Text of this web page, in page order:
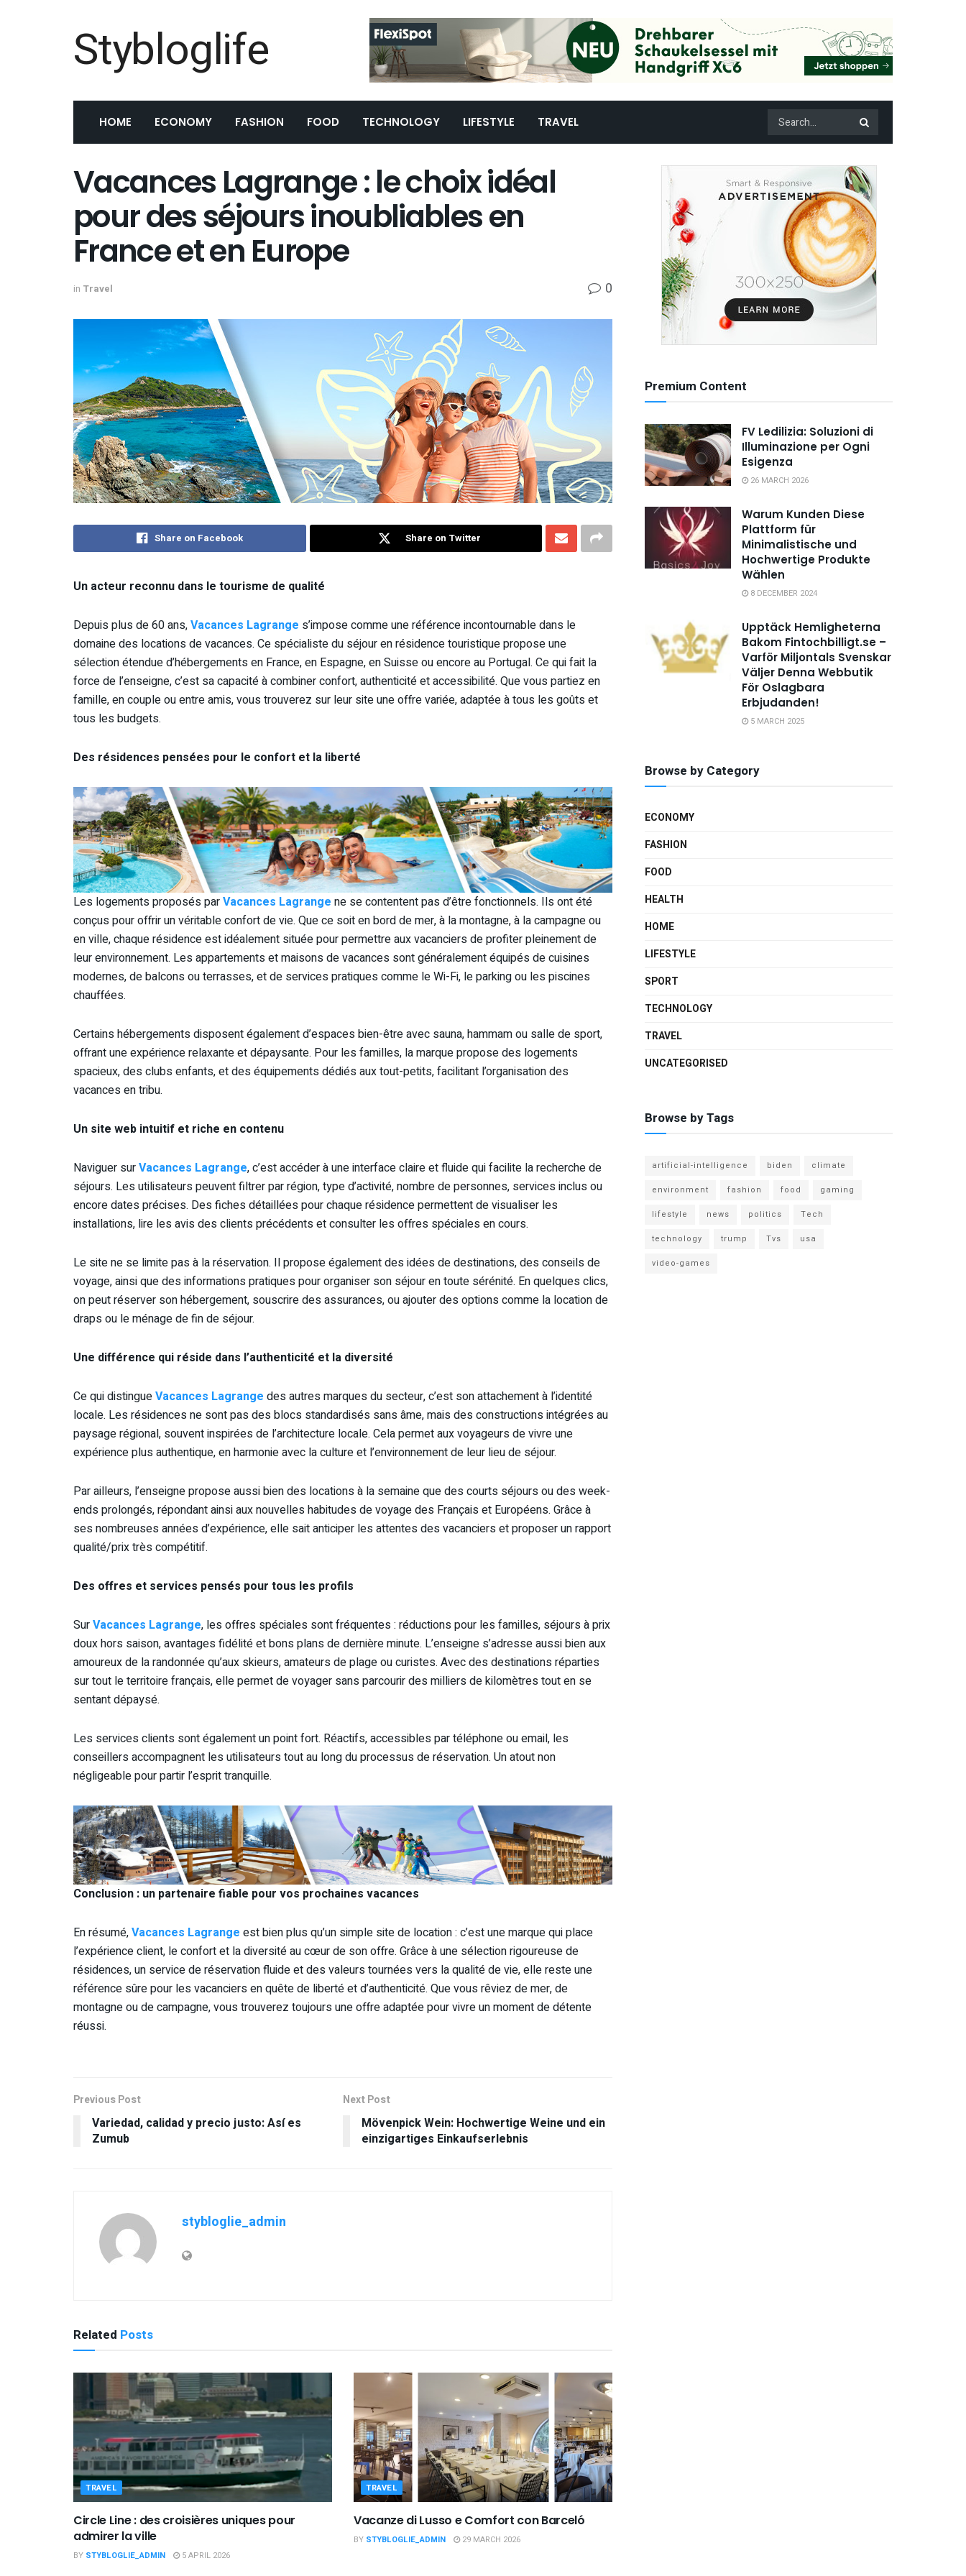
Stybloglife
HOME ECONOMY FASHION FOOD TECHNOLOGY LIFESTYLE TRAVEL
Vacances Lagrange : le choix idéal
pour des séjours inoubliables en
France et en Europe
in Travel 0
Share on Facebook Share on Twitter
Un acteur reconnu dans le tourisme de qualité
Depuis plus de 60 ans,Vacances Lagrange s’impose comme une référence incontournable dans le
domaine des locations de vacances. Ce spécialiste du séjour en résidence touristique propose une
sélection étendue d’hébergements en France, en Espagne, en Suisse ou encore au Portugal. Ce qui fait la
force de l’enseigne, c’est sa capacité à combiner confort, authenticité et accessibilité. Que vous partiez en
famille, en couple ou entre amis, vous trouverez sur leur site une offre variée, adaptée à tous les goûts et
tous les budgets.
Des résidences pensées pour le confort et la liberté
Les logements proposés parVacances Lagrange ne se contentent pas d’être fonctionnels. Ils ont été
conçus pour offrir un véritable confort de vie. Que ce soit en bord de mer, à la montagne, à la campagne ou
en ville, chaque résidence est idéalement située pour permettre aux vacanciers de profiter pleinement de
leur environnement. Les appartements et maisons de vacances sont généralement équipés de cuisines
modernes, de balcons ou terrasses, et de services pratiques comme le Wi-Fi, le parking ou les piscines
chauffées.
Certains hébergements disposent également d’espaces bien-être avec sauna, hammam ou salle de sport,
offrant une expérience relaxante et dépaysante. Pour les familles, la marque propose des logements
spacieux, des clubs enfants, et des équipements dédiés aux tout-petits, facilitant l’organisation des
vacances en tribu.
Un site web intuitif et riche en contenu
Naviguer surVacances Lagrange, c’est accéder à une interface claire et fluide qui facilite la recherche de
séjours. Les utilisateurs peuvent filtrer par région, type d’activité, nombre de personnes, services inclus ou
encore dates précises. Des fiches détaillées pour chaque résidence permettent de visualiser les
installations, lire les avis des clients précédents et consulter les offres spéciales en cours.
Le site ne se limite pas à la réservation. Il propose également des idées de destinations, des conseils de
voyage, ainsi que des informations pratiques pour organiser son séjour en toute sérénité. En quelques clics,
on peut réserver son hébergement, souscrire des assurances, ou ajouter des options comme la location de
draps ou le ménage de fin de séjour.
Une différence qui réside dans l’authenticité et la diversité
Ce qui distingueVacances Lagrange des autres marques du secteur, c’est son attachement à l’identité
locale. Les résidences ne sont pas des blocs standardisés sans âme, mais des constructions intégrées au
paysage régional, souvent inspirées de l’architecture locale. Cela permet aux voyageurs de vivre une
expérience plus authentique, en harmonie avec la culture et l’environnement de leur lieu de séjour.
Par ailleurs, l’enseigne propose aussi bien des locations à la semaine que des courts séjours ou des week-
ends prolongés, répondant ainsi aux nouvelles habitudes de voyage des Français et Européens. Grâce à
ses nombreuses années d’expérience, elle sait anticiper les attentes des vacanciers et proposer un rapport
qualité/prix très compétitif.
Des offres et services pensés pour tous les profils
SurVacances Lagrange, les offres spéciales sont fréquentes : réductions pour les familles, séjours à prix
doux hors saison, avantages fidélité et bons plans de dernière minute. L’enseigne s’adresse aussi bien aux
amoureux de la randonnée qu’aux skieurs, amateurs de plage ou curistes. Avec des destinations réparties
sur tout le territoire français, elle permet de voyager sans parcourir des milliers de kilomètres tout en se
sentant dépaysé.
Les services clients sont également un point fort. Réactifs, accessibles par téléphone ou email, les
conseillers accompagnent les utilisateurs tout au long du processus de réservation. Un atout non
négligeable pour partir l’esprit tranquille.
Conclusion : un partenaire fiable pour vos prochaines vacances
En résumé,Vacances Lagrange est bien plus qu’un simple site de location : c’est une marque qui place
l’expérience client, le confort et la diversité au cœur de son offre. Grâce à une sélection rigoureuse de
résidences, un service de réservation fluide et des valeurs tournées vers la qualité de vie, elle reste une
référence sûre pour les vacanciers en quête de liberté et d’authenticité. Que vous rêviez de mer, de
montagne ou de campagne, vous trouverez toujours une offre adaptée pour vivre un moment de détente
réussi.
Previous Post
Variedad, calidad y precio justo: Así es
Zumub
Next Post
Mövenpick Wein: Hochwertige Weine und ein
einzigartiges Einkaufserlebnis
stybloglie_admin
Related Posts
TRAVEL
Circle Line : des croisières uniques pour
admirer la ville
BY STYBLOGLIE_ADMIN 5 APRIL 2026
TRAVEL
Vacanze di Lusso e Comfort con Barceló
BY STYBLOGLIE_ADMIN 29 MARCH 2026
Premium Content
FV Ledilizia: Soluzioni di
Illuminazione per Ogni
Esigenza
26 MARCH 2026
Warum Kunden Diese
Plattform für
Minimalistische und
Hochwertige Produkte
Wählen
8 DECEMBER 2024
Upptäck Hemligheterna
Bakom Fintochbilligt.se –
Varför Miljontals Svenskar
Väljer Denna Webbutik
För Oslagbara
Erbjudanden!
5 MARCH 2025
Browse by Category
ECONOMY
FASHION
FOOD
HEALTH
HOME
LIFESTYLE
SPORT
TECHNOLOGY
TRAVEL
UNCATEGORISED
Browse by Tags
artificial-intelligence biden
climate
environment
fashion food
gaming
lifestyle
news politics
Tech
technology
trump Tvs
usa
video-games